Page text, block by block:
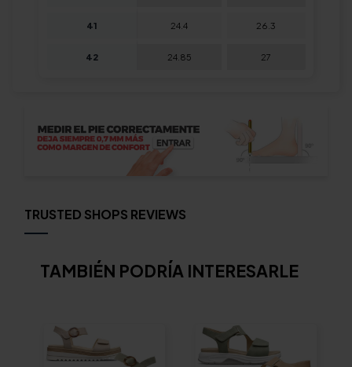
41 24.4 26.3
42 24.85 27
TRUSTED SHOPS REVIEWS
TAMBIÉN PODRÍA INTERESARLE